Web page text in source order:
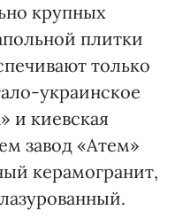
крупных
плитки
только
украинское
и киевская
завод «Атем»
керамогранит,